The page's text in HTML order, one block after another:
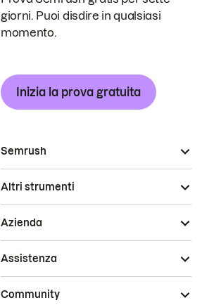
giorni. Puoi disdire in qualsiasi
momento.
Inizia la prova gratuita
Semrush
Altri strumenti
Azienda
Assistenza
Community